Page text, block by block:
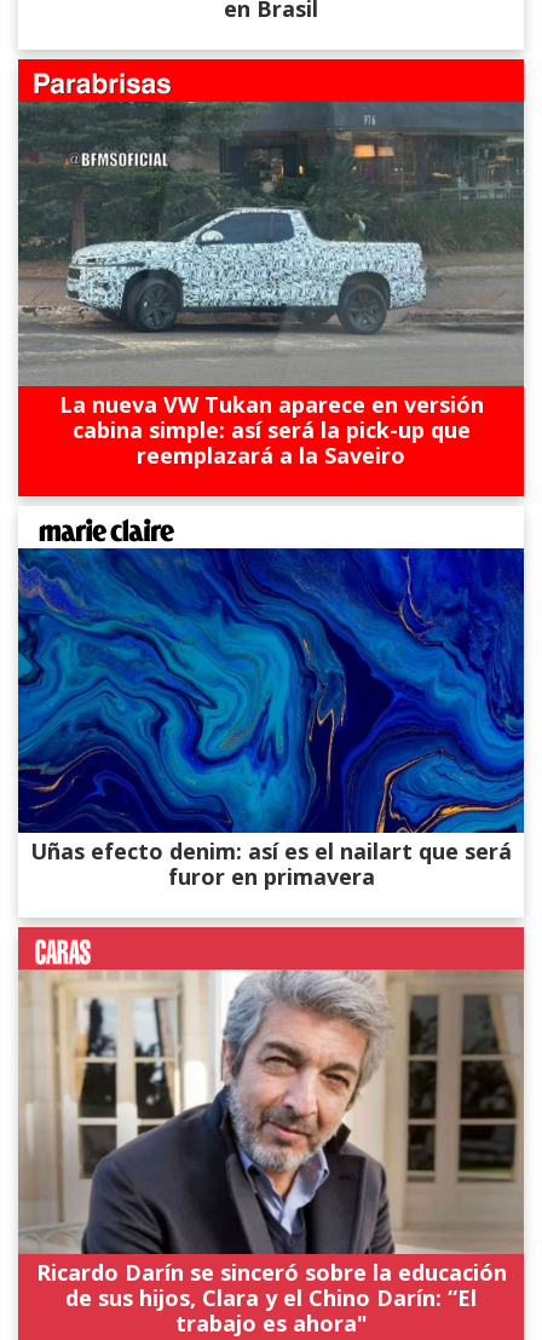
en Brasil
La nueva VW Tukan aparece en versión
cabina simple: así será la pick-up que
reemplazará a la Saveiro
Uñas efecto denim: así es el nailart que será
furor en primavera
Ricardo Darín se sinceró sobre la educación
de sus hijos, Clara y el Chino Darín: “El
trabajo es ahora"